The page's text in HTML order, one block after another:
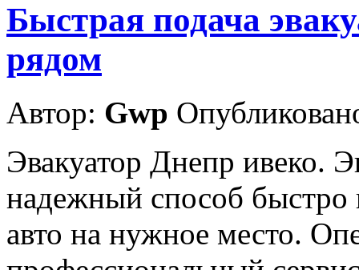
Быстрая подача
рядом
Автор: Gwp
Эвакуатор Днепр ивеко.
надежный способ быстро
авто на нужное место.